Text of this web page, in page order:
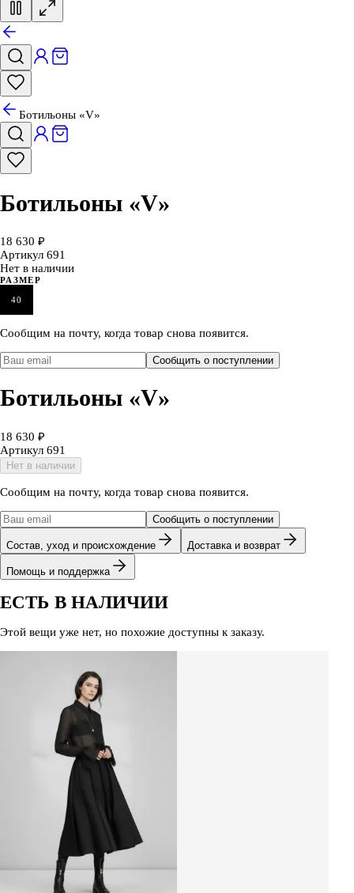
Ботильоны «V»
Ботильоны «V»
18 630 ₽
Артикул 691
Нет в наличии
РАЗМЕР
40
Сообщим на почту, когда товар снова появится.
Сообщить о поступлении
Ботильоны «V»
18 630 ₽
Артикул 691
Нет в наличии
Сообщим на почту, когда товар снова появится.
Сообщить о поступлении
Состав, уход и происхождение Доставка и возврат
Помощь и поддержка
ЕСТЬ В НАЛИЧИИ
Этой вещи уже нет, но похожие доступны к заказу.